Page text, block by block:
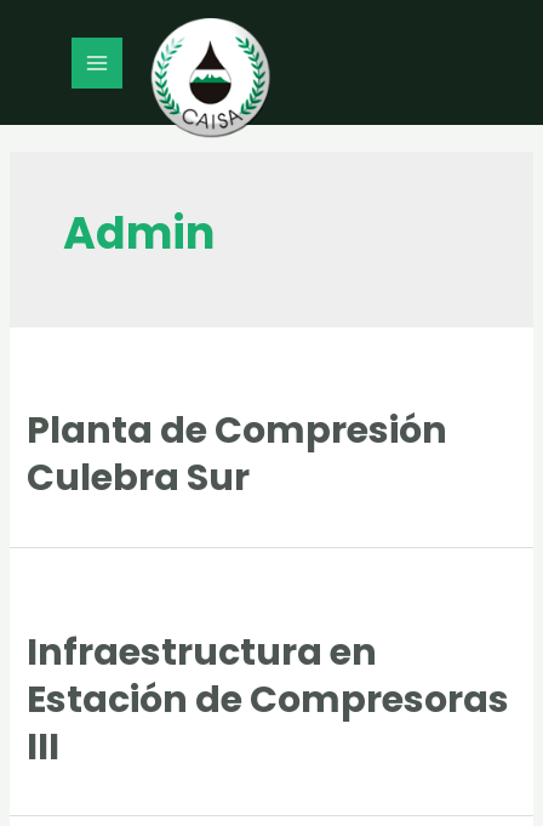
MAIN
MENU
Admin
Planta de Compresión
Culebra Sur
Infraestructura en
Estación de Compresoras
III